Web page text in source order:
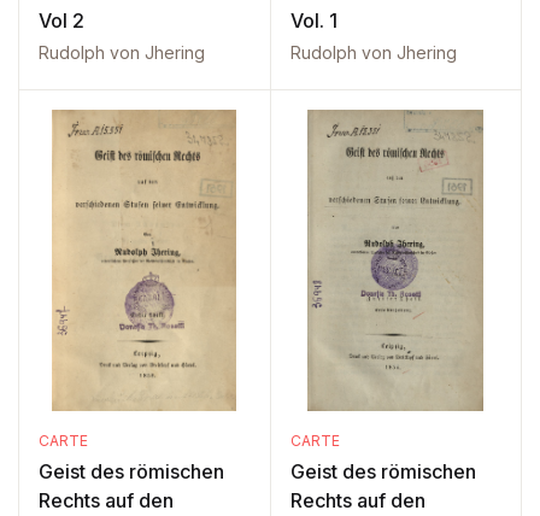
Vol 2
Rudolph von Jhering
Vol. 1
Rudolph von Jhering
CARTE
Geist des römischen
Rechts auf den
CARTE
Geist des römischen
Rechts auf den